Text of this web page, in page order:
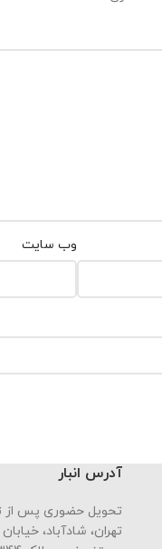
وب‌ سایت
آدرس انبار
تحویل حضوری پس از